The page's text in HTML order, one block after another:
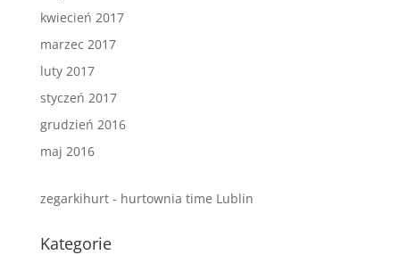
kwiecień 2017
marzec 2017
luty 2017
styczeń 2017
grudzień 2016
maj 2016
zegarkihurt - hurtownia time Lublin
Kategorie